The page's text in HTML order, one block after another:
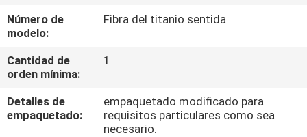
SOBRE
NOSOTROS
DE
Número de
modelo:
Fibra del titanio sentida
Cantidad de
orden mínima:
1
Detalles de
empaquetado:
empaquetado modificado para
requisitos particulares como sea
necesario.